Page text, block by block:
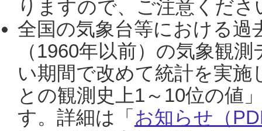
りますので、ご注意くだ
全国の気象台等における過
（1960年以前）の気象観
い期間で改めて統計を実
との観測史上1～10位の値
す。詳細は「 お知らせ（